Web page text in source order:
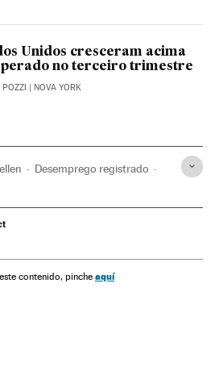
Unidos cresceram acima
no terceiro trimestre
POZZI | NOVA YORK
Desemprego registrado
Norte
contenido, pinche aquí